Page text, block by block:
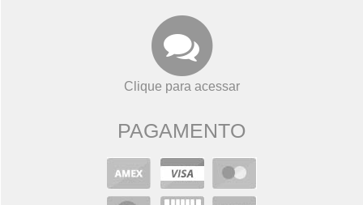
Clique para acessar
PAGAMENTO